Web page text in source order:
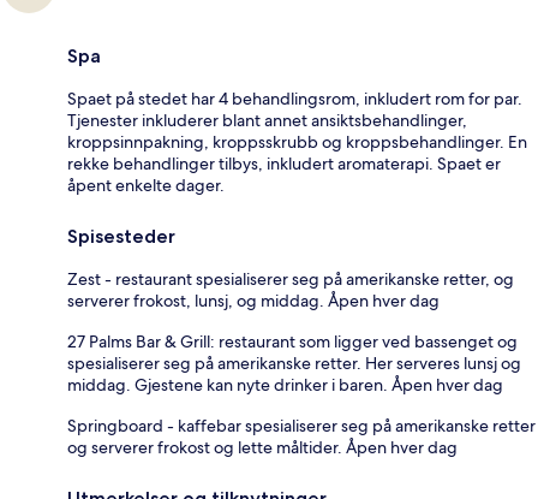
Spa
Spaet på stedet har 4 behandlingsrom, inkludert rom for par.
Tjenester inkluderer blant annet ansiktsbehandlinger,
kroppsinnpakning, kroppsskrubb og kroppsbehandlinger. En
rekke behandlinger tilbys, inkludert aromaterapi. Spaet er
åpent enkelte dager.
Spisesteder
Zest - restaurant spesialiserer seg på amerikanske retter, og
serverer frokost, lunsj, og middag. Åpen hver dag
27 Palms Bar & Grill: restaurant som ligger ved bassenget og
spesialiserer seg på amerikanske retter. Her serveres lunsj og
middag. Gjestene kan nyte drinker i baren. Åpen hver dag
Springboard - kaffebar spesialiserer seg på amerikanske retter
og serverer frokost og lette måltider. Åpen hver dag